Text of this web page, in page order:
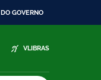
GOVERNO
VLIBRAS